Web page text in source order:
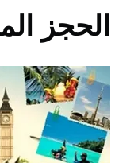
الحجز